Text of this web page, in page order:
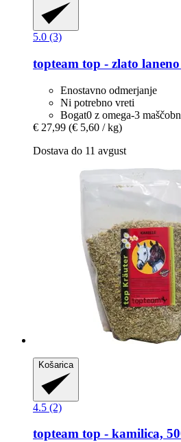
5.0 (3)
topteam top -​ zlato laneno
Enostavno odmerjanje
Ni potrebno vreti
Bogat0 z omega-3
€ 27,99 (€ 5,60 / kg)
Dostava do 11 avgust
Košarica
4.5 (2)
topteam top -​ kamilica,